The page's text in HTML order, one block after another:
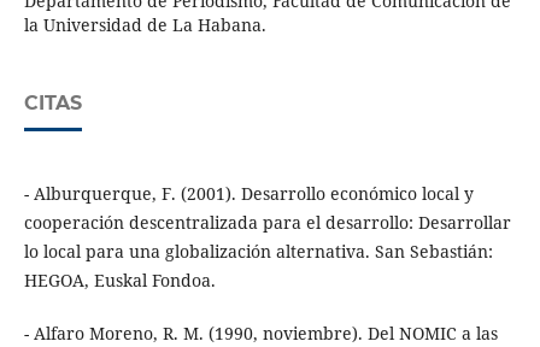
la Universidad de La Habana.
CITAS
- Alburquerque, F. (2001). Desarrollo económico local y
cooperación descentralizada para el desarrollo: Desarrollar
lo local para una globalización alternativa. San Sebastián:
HEGOA, Euskal Fondoa.
- Alfaro Moreno, R. M. (1990, noviembre). Del NOMIC a las